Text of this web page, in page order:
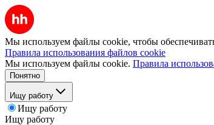
Мы используем файлы cookie, чтобы
Правила использования файлов cookie
Мы используем файлы cookie. Правила
Понятно
Ищу работу
Ищу работу
Ищу работу